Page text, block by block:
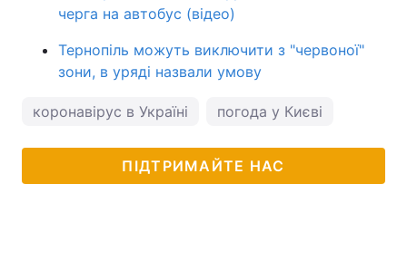
черга на автобус (відео)
Тернопіль можуть виключити з "червоної"
зони, в уряді назвали умову
коронавірус в Україні погода у Києві
ПІДТРИМАЙТЕ НАС